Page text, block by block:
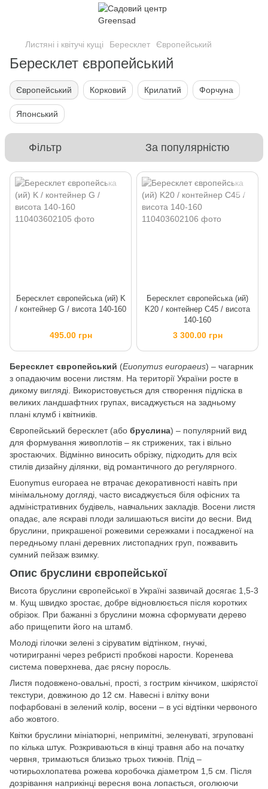
Листяні і квітучі кущі Бересклет Європейський
Бересклет європейський
Європейський Корковий Крилатий Форчуна
Японський
Фільтр За популярністю
Бересклет європейська (ий) K
/ контейнер G / висота 140-160
495.00 грн
Бересклет європейська (ий)
K20 / контейнер C45 / висота
140-160
3 300.00 грн
Бересклет європейський (Euonymus europaeus) – чагарник
з опадаючим восени листям. На території України росте в
дикому вигляді. Використовується для створення підліска в
великих ландшафтних групах, висаджується на задньому
плані клумб і квітників.
Європейський бересклет (або бруслина) – популярний вид
для формування живоплотів – як стрижених, так і вільно
зростаючих. Відмінно виносить обрізку, підходить для всіх
стилів дизайну ділянки, від романтичного до регулярного.
Euonymus europaea не втрачає декоративності навіть при
мінімальному догляді, часто висаджується біля офісних та
адміністративних будівель, навчальних закладів. Восени листя
опадає, але яскраві плоди залишаються висіти до весни. Вид
бруслини, прикрашеної рожевими сережками і посадженої на
передньому плані деревних листопадних груп, пожвавить
сумний пейзаж взимку.
Опис бруслини європейської
Висота бруслини європейської в Україні зазвичай досягає 1,5-3
м. Кущ швидко зростає, добре відновлюється після коротких
обрізок. При бажанні з бруслини можна сформувати дерево
або прищепити його на штамб.
Молоді гілочки зелені з сіруватим відтінком, гнучкі,
чотиригранні через ребристі пробкові нарости. Коренева
система поверхнева, дає рясну поросль.
Листя подовжено-овальні, прості, з гострим кінчиком, шкірястої
текстури, довжиною до 12 см. Навесні і влітку вони
пофарбовані в зелений колір, восени – в усі відтінки червоного
або жовтого.
Квітки бруслини мініатюрні, непримітні, зеленуваті, згруповані
по кілька штук. Розкриваються в кінці травня або на початку
червня, тримаються близько трьох тижнів. Плід –
чотирьохлопатева рожева коробочка діаметром 1,5 см. Після
дозрівання наприкінці вересня вона лопається, оголюючи